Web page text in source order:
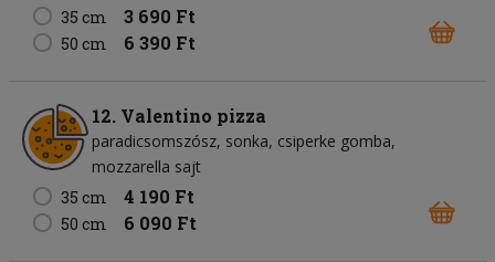
35 cm
3 690 Ft
50 cm 6 390 Ft
12. Valentino pizza
paradicsomszósz sonka csiperke gomba
mozzarella sajt
35 cm
4 190 Ft
50 cm 6 090 Ft